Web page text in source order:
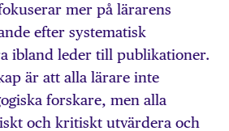
mer på lärarens
efter systematisk
ibland leder till publikationer.
är att alla lärare inte
forskare, men alla
och kritiskt utvärdera och